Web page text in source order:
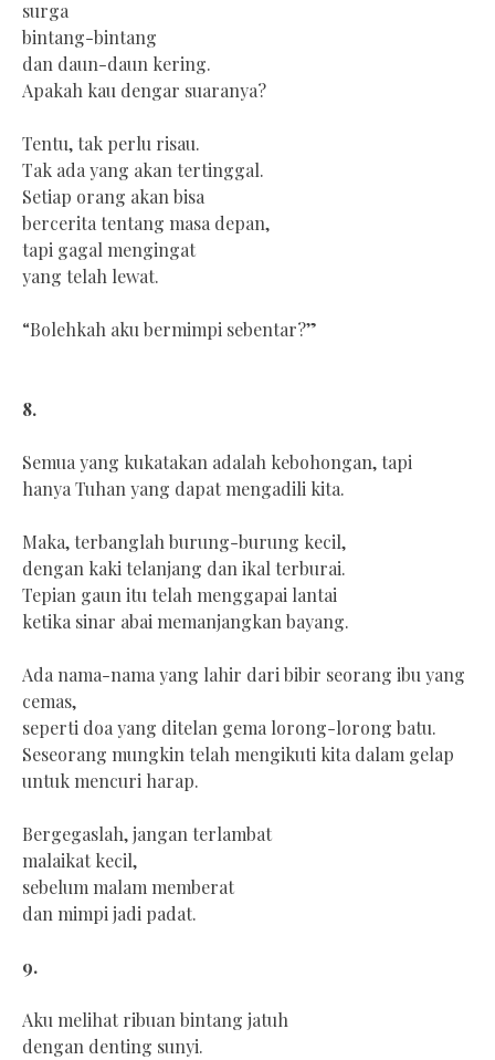
surga
bintang-bintang
dan daun-daun kering.
Apakah kau dengar suaranya?
Tentu, tak perlu risau.
Tak ada yang akan tertinggal.
Setiap orang akan bisa
bercerita tentang masa depan,
tapi gagal mengingat
yang telah lewat.
“Bolehkah aku bermimpi sebentar?”
8.
Semua yang kukatakan adalah kebohongan, tapi
hanya Tuhan yang dapat mengadili kita.
Maka, terbanglah burung-burung kecil,
dengan kaki telanjang dan ikal terburai.
Tepian gaun itu telah menggapai lantai
ketika sinar abai memanjangkan bayang.
Ada nama-nama yang lahir dari bibir seorang ibu yang
cemas,
seperti doa yang ditelan gema lorong-lorong batu.
Seseorang mungkin telah mengikuti kita dalam gelap
untuk mencuri harap.
Bergegaslah, jangan terlambat
malaikat kecil,
sebelum malam memberat
dan mimpi jadi padat.
9.
Aku melihat ribuan bintang jatuh
dengan denting sunyi.